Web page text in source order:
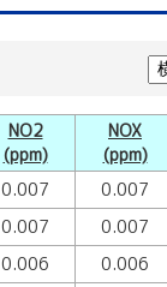
NO2
(ppm)
NOX
(ppm)
0.007 0.007
0.007 0.007
0.006 0.006